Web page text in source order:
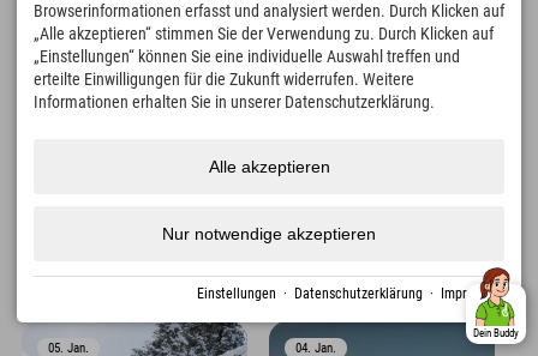
Kennst Du das legendäre
Kitzbühel?
So kann Dein ultimatives
Nesselwang ausschauen!
05. Jan. 04. Jan.
Dein Buddy
Browserinformationen erfasst und analysiert werden. Durch Klicken auf
„Alle akzeptieren“ stimmen Sie der Verwendung zu. Durch Klicken auf
„Einstellungen“ können Sie eine individuelle Auswahl treffen und
erteilte Einwilligungen für die Zukunft widerrufen. Weitere
Informationen erhalten Sie in unserer Datenschutzerklärung.
Alle akzeptieren
Nur notwendige akzeptieren
Einstellungen · Datenschutzerklärung · Impressum